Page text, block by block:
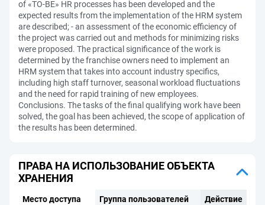
of «TO-BE» HR processes has been developed and the
expected results from the implementation of the HRM system
are described; - an assessment of the economic efficiency of
the project was carried out and methods for minimizing risks
were proposed. The practical significance of the work is
determined by the franchise owners need to implement an
HRM system that takes into account industry specifics,
including high staff turnover, seasonal workload fluctuations
and the need for rapid training of new employees.
Conclusions. The tasks of the final qualifying work have been
solved, the goal has been achieved, the scope of application of
the results has been determined.
ПРАВА НА ИСПОЛЬЗОВАНИЕ ОБЪЕКТА
ХРАНЕНИЯ
Место доступа Группа пользователей Действие